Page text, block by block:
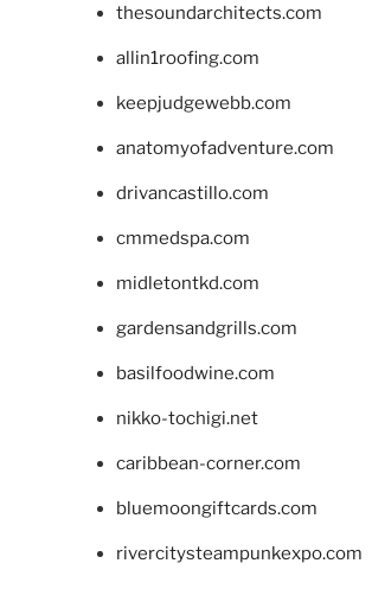
thesoundarchitects.com
allin1roofing.com
keepjudgewebb.com
anatomyofadventure.com
drivancastillo.com
cmmedspa.com
midletontkd.com
gardensandgrills.com
basilfoodwine.com
nikko-tochigi.net
caribbean-corner.com
bluemoongiftcards.com
rivercitysteampunkexpo.com